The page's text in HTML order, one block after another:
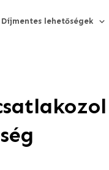
Díjmentes lehetőségek